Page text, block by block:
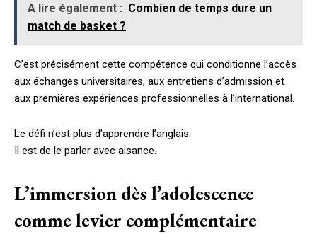
A lire également : Combien de temps dure un
match de basket ?
C’est précisément cette compétence qui conditionne l’accès
aux échanges universitaires, aux entretiens d’admission et
aux premières expériences professionnelles à l’international.
Le défi n’est plus d’apprendre l’anglais.
Il est de le parler avec aisance.
L’immersion dès l’adolescence
comme levier complémentaire